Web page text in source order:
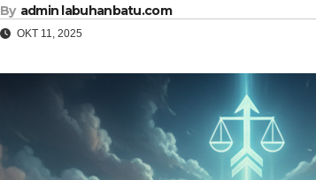
By admin labuhanbatu.com
OKT 11, 2025